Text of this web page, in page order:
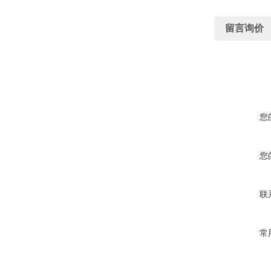
留言询价
您
您
联
常